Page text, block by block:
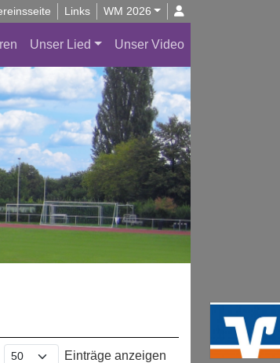
Links WM 2026
Unser Lied Unser Video
Einträge anzeigen